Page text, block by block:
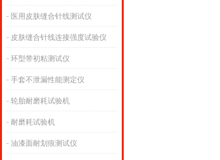
医用皮肤缝合针线测试仪
皮肤缝合针线连接强度试验仪
环型带初粘测试仪
手套不泄漏性能测定仪
轮胎耐磨耗试验机
耐磨耗试验机
油漆面耐划痕测试仪